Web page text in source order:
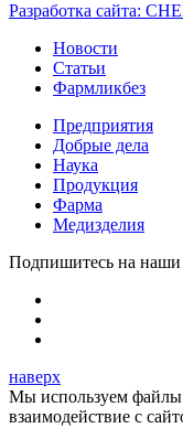
Разработка сайта:
Новости
Статьи
Фармликбез
Предприятия
Добрые дела
Наука
Продукция
Фарма
Медизделия
Подпишитесь на наши
наверх
Мы используем
взаимодействие с